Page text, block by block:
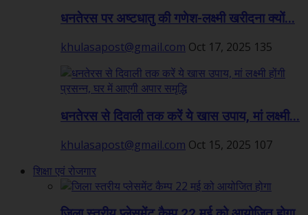
धनतेरस पर अष्टधातु की गणेश-लक्ष्मी खरीदना क्यों...
khulasapost@gmail.com Oct 17, 2025 135
धनतेरस से दिवाली तक करें ये खास उपाय, मां लक्ष्मी...
khulasapost@gmail.com Oct 15, 2025 107
शिक्षा एवं रोजगार